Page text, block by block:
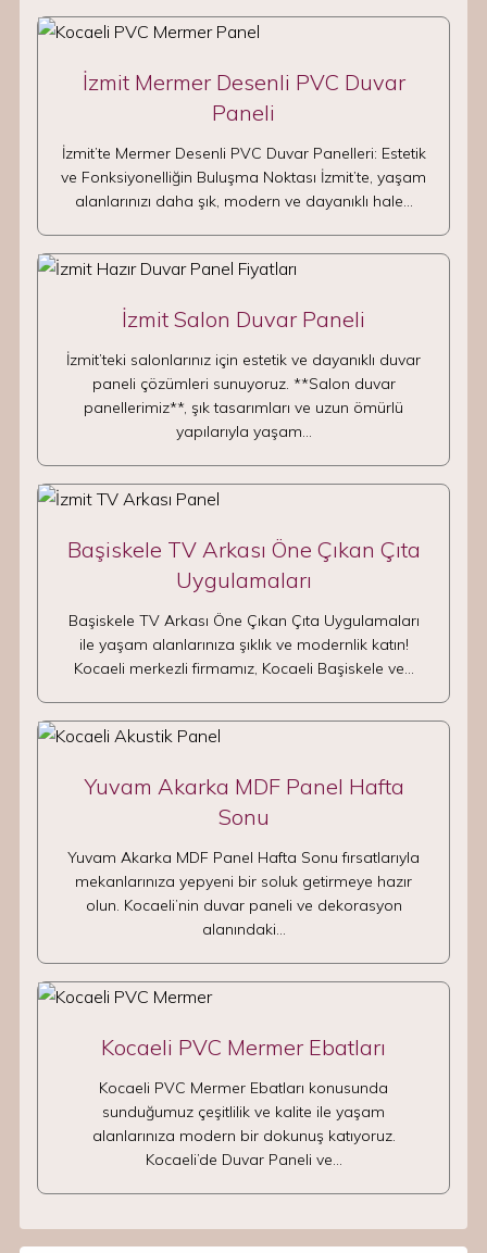
İzmit Mermer Desenli PVC Duvar
Paneli
İzmit’te Mermer Desenli PVC Duvar Panelleri: Estetik
ve Fonksiyonelliğin Buluşma Noktası İzmit’te, yaşam
alanlarınızı daha şık, modern ve dayanıklı hale…
İzmit Salon Duvar Paneli
İzmit’teki salonlarınız için estetik ve dayanıklı duvar
paneli çözümleri sunuyoruz. **Salon duvar
panellerimiz**, şık tasarımları ve uzun ömürlü
yapılarıyla yaşam…
Başiskele TV Arkası Öne Çıkan Çıta
Uygulamaları
Başiskele TV Arkası Öne Çıkan Çıta Uygulamaları
ile yaşam alanlarınıza şıklık ve modernlik katın!
Kocaeli merkezli firmamız, Kocaeli Başiskele ve…
Yuvam Akarka MDF Panel Hafta
Sonu
Yuvam Akarka MDF Panel Hafta Sonu fırsatlarıyla
mekanlarınıza yepyeni bir soluk getirmeye hazır
olun. Kocaeli’nin duvar paneli ve dekorasyon
alanındaki…
Kocaeli PVC Mermer Ebatları
Kocaeli PVC Mermer Ebatları konusunda
sunduğumuz çeşitlilik ve kalite ile yaşam
alanlarınıza modern bir dokunuş katıyoruz.
Kocaeli’de Duvar Paneli ve…